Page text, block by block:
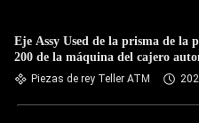
Eje Assy Used de la prisma de la
200 de la máquina del cajero
NMDPiezas de rey Teller ATM